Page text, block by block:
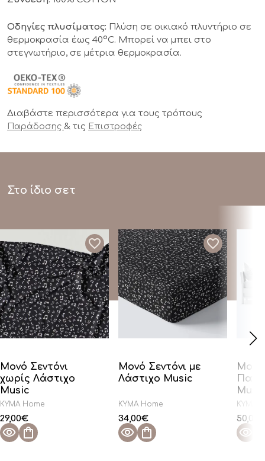
Οδηγίες πλυσίματος: Πλύση σε οικιακό πλυντήριο σε
θερμοκρασία έως 40°C. Μπορεί να μπει στο
στεγνωτήριο, σε μέτρια θερμοκρασία.
Διαβάστε περισσότερα για τους τρόπους
Παράδοσης & τις Επιστροφές
Στο ίδιο σετ
Μονό Σεντόνι
χωρίς Λάστιχο
Music
KYMA Home
29,00€
Μονό Σεντόνι με
Λάστιχο Music
KYMA Home
34,00€
Μονή
KYMA
50,00